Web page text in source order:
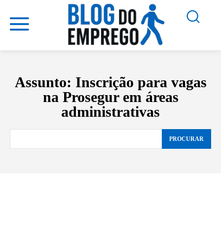
Assunto: Inscrição para vagas
na Prosegur em áreas
administrativas
PROCURAR